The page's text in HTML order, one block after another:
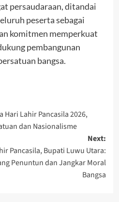
persaudaraan, ditandai
peserta sebagai
komitmen memperkuat
pembangunan
bangsa.
Hari Lahir Pancasila 2026,
dan Nasionalisme
Next:
Pancasila, Bupati Luwu Utara:
Penuntun dan Jangkar Moral
Bangsa